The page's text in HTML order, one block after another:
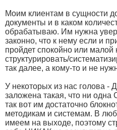
Моим клиентам в сущности
документы и в каком
обрабатываю. Им нужна
законно, что к нему если и
пройдет спокойно или
структурировать/
так далее, а кому-то и не
У некоторых из нас голова -
заложена такая, что ни одна
так вот им достаточно
методикам и системам. В
имеем на выходе, поэтому